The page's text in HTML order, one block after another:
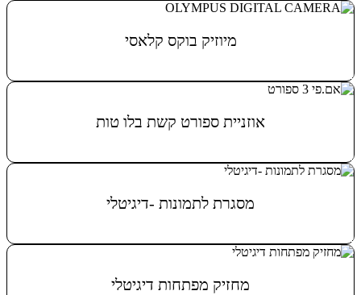
מיוזיק בוקס קלאסי
מידע נוסף
אוזניית ספורט קשת בלו טות
מידע נוסף
מסגרת לתמונות -דיגיטלי
מידע נוסף
מחזיק מפתחות דיגיטלי